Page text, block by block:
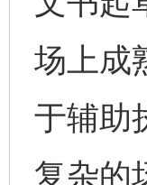
场上成
于辅助
复杂的